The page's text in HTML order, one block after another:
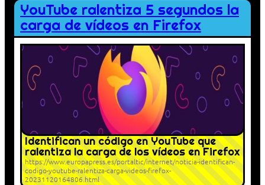
YouTube ralentiza 5 segundos la
carga de vídeos en Firefox
Identifican un código en YouTube que
ralentiza la carga de los vídeos en Firefox
https://www.europapress.es/portaltic/internet/noticia-identifican-
codigo-youtube-ralentiza-carga-videos-firefox-
20231120164806.html